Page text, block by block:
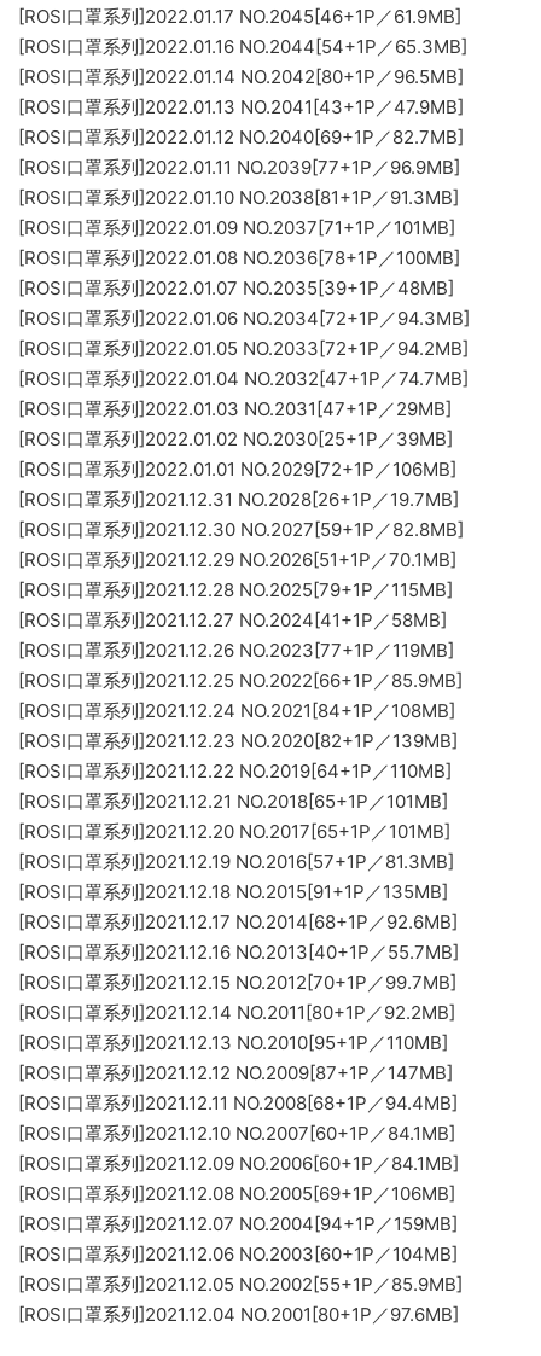
[ROSI口罩系列]2022.01.17 NO.2045[46+1P／61.9MB]
[ROSI口罩系列]2022.01.16 NO.2044[54+1P／65.3MB]
[ROSI口罩系列]2022.01.14 NO.2042[80+1P／96.5MB]
[ROSI口罩系列]2022.01.13 NO.2041[43+1P／47.9MB]
[ROSI口罩系列]2022.01.12 NO.2040[69+1P／82.7MB]
[ROSI口罩系列]2022.01.11 NO.2039[77+1P／96.9MB]
[ROSI口罩系列]2022.01.10 NO.2038[81+1P／91.3MB]
[ROSI口罩系列]2022.01.09 NO.2037[71+1P／101MB]
[ROSI口罩系列]2022.01.08 NO.2036[78+1P／100MB]
[ROSI口罩系列]2022.01.07 NO.2035[39+1P／48MB]
[ROSI口罩系列]2022.01.06 NO.2034[72+1P／94.3MB]
[ROSI口罩系列]2022.01.05 NO.2033[72+1P／94.2MB]
[ROSI口罩系列]2022.01.04 NO.2032[47+1P／74.7MB]
[ROSI口罩系列]2022.01.03 NO.2031[47+1P／29MB]
[ROSI口罩系列]2022.01.02 NO.2030[25+1P／39MB]
[ROSI口罩系列]2022.01.01 NO.2029[72+1P／106MB]
[ROSI口罩系列]2021.12.31 NO.2028[26+1P／19.7MB]
[ROSI口罩系列]2021.12.30 NO.2027[59+1P／82.8MB]
[ROSI口罩系列]2021.12.29 NO.2026[51+1P／70.1MB]
[ROSI口罩系列]2021.12.28 NO.2025[79+1P／115MB]
[ROSI口罩系列]2021.12.27 NO.2024[41+1P／58MB]
[ROSI口罩系列]2021.12.26 NO.2023[77+1P／119MB]
[ROSI口罩系列]2021.12.25 NO.2022[66+1P／85.9MB]
[ROSI口罩系列]2021.12.24 NO.2021[84+1P／108MB]
[ROSI口罩系列]2021.12.23 NO.2020[82+1P／139MB]
[ROSI口罩系列]2021.12.22 NO.2019[64+1P／110MB]
[ROSI口罩系列]2021.12.21 NO.2018[65+1P／101MB]
[ROSI口罩系列]2021.12.20 NO.2017[65+1P／101MB]
[ROSI口罩系列]2021.12.19 NO.2016[57+1P／81.3MB]
[ROSI口罩系列]2021.12.18 NO.2015[91+1P／135MB]
[ROSI口罩系列]2021.12.17 NO.2014[68+1P／92.6MB]
[ROSI口罩系列]2021.12.16 NO.2013[40+1P／55.7MB]
[ROSI口罩系列]2021.12.15 NO.2012[70+1P／99.7MB]
[ROSI口罩系列]2021.12.14 NO.2011[80+1P／92.2MB]
[ROSI口罩系列]2021.12.13 NO.2010[95+1P／110MB]
[ROSI口罩系列]2021.12.12 NO.2009[87+1P／147MB]
[ROSI口罩系列]2021.12.11 NO.2008[68+1P／94.4MB]
[ROSI口罩系列]2021.12.10 NO.2007[60+1P／84.1MB]
[ROSI口罩系列]2021.12.09 NO.2006[60+1P／84.1MB]
[ROSI口罩系列]2021.12.08 NO.2005[69+1P／106MB]
[ROSI口罩系列]2021.12.07 NO.2004[94+1P／159MB]
[ROSI口罩系列]2021.12.06 NO.2003[60+1P／104MB]
[ROSI口罩系列]2021.12.05 NO.2002[55+1P／85.9MB]
[ROSI口罩系列]2021.12.04 NO.2001[80+1P／97.6MB]